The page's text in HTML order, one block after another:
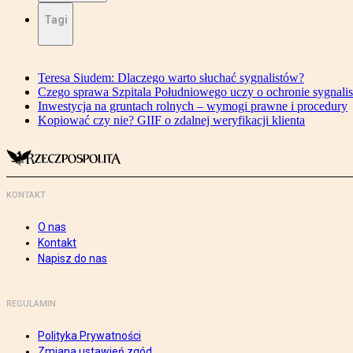
Tagi
Teresa Siudem: Dlaczego warto słuchać sygnalistów?
Czego sprawa Szpitala Południowego uczy o ochronie
Inwestycja na gruntach rolnych – wymogi prawne i procedury
Kopiować czy nie? GIIF o zdalnej weryfikacji klienta
KONTAKT
O nas
Kontakt
Napisz do nas
REGULAMIN
Polityka Prywatności